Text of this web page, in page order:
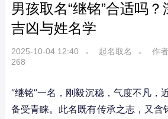
男孩取名“继铭”合适吗
吉凶与姓名学
2025-10-04 12:40 起名取名 作
268
“继铭”一名，刚毅沉稳，气度不凡，
备受青睐。此名既有传承之志，又含